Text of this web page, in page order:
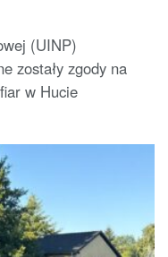
(UINP)
zostały zgody na
w Hucie